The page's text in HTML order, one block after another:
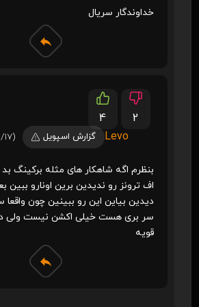
خداوندگار سریال
4
2
Levo
گزارش اسپویل (1405/04/17)
بنظرم اگه شاهکار های مثله برکینگ
اف ترونز رو ندیدین برین اونارو ببین
دیدین بیاین این رو ببینین چون واقعا
سر بری هست خیلی اکشن نیست ولی
قویه